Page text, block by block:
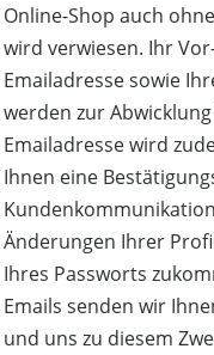
Online-Shop auch
wird verwiesen. Ihr
Emailadresse sowie
werden zur
Emailadresse wird
Ihnen eine
Änderungen Ihrer
Ihres Passworts
Emails senden wir
und uns zu diesem